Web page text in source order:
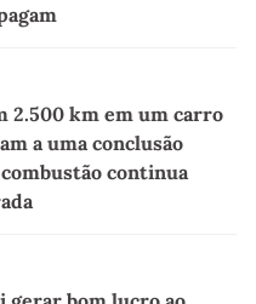
2.500 km em um carro
a uma conclusão
continua